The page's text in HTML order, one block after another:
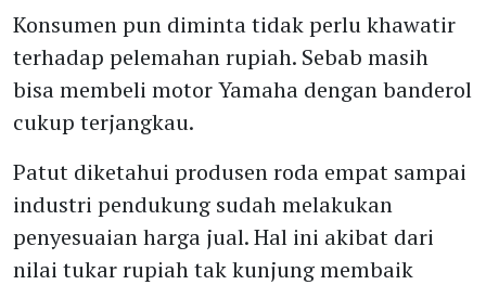
Konsumen pun diminta tidak perlu khawatir
terhadap pelemahan rupiah. Sebab masih
bisa membeli motor Yamaha dengan banderol
cukup terjangkau.
Patut diketahui produsen roda empat sampai
industri pendukung sudah melakukan
penyesuaian harga jual. Hal ini akibat dari
nilai tukar rupiah tak kunjung membaik